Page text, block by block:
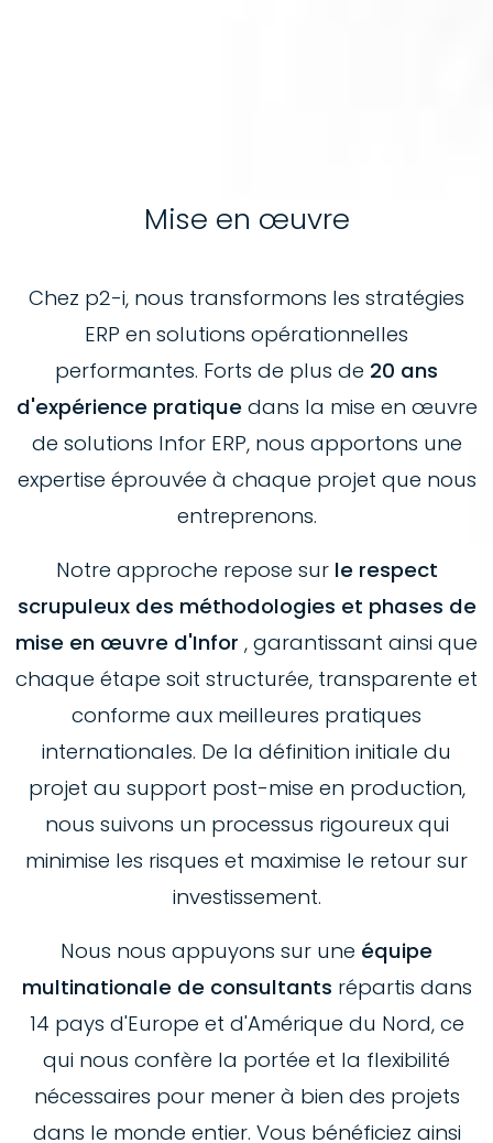
Mise en œuvre
Chez p2-i, nous transformons les stratégies
ERP en solutions opérationnelles
performantes. Forts de plus de 20 ans
d'expérience pratiquedans la mise en œuvre
de solutions Infor ERP, nous apportons une
expertise éprouvée à chaque projet que nous
entreprenons.
Notre approche repose sur le respect
scrupuleux des méthodologies et phases de
mise en œuvre d'Infor , garantissant ainsi que
chaque étape soit structurée, transparente et
conforme aux meilleures pratiques
internationales. De la définition initiale du
projet au support post-mise en production,
nous suivons un processus rigoureux qui
minimise les risques et maximise le retour sur
investissement.
Nous nous appuyons sur une équipe
multinationale de consultants répartis dans
14 pays d'Europe et d'Amérique du Nord, ce
qui nous confère la portée et la flexibilité
nécessaires pour mener à bien des projets
dans le monde entier. Vous bénéficiez ainsi